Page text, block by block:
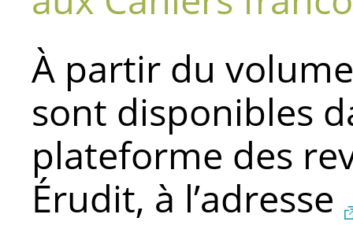
À partir du
sont disponibles
plateforme des
Érudit, à l’adresse